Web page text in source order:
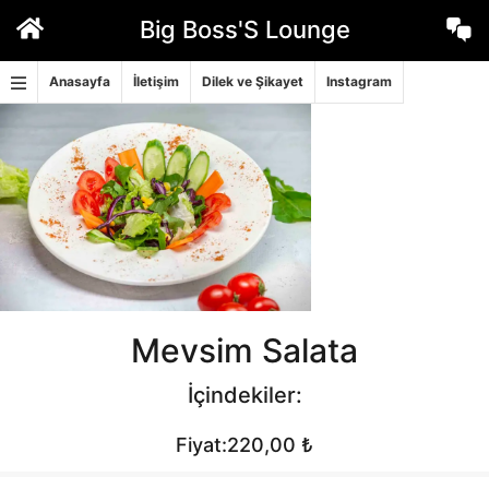
Big Boss'S Lounge
Anasayfa İletişim Dilek ve Şikayet Instagram
Mevsim Salata
İçindekiler:
Fiyat:220,00 ₺